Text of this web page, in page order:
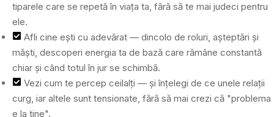
tiparele care se repetă în viața ta, fără să te mai judeci pentru
ele.
Afli cine ești cu adevărat — dincolo de roluri, așteptări și
măști, descoperi energia ta de bază care rămâne constantă
chiar și când totul în jur se schimbă.
Vezi cum te percep ceilalți — și înțelegi de ce unele relații
curg, iar altele sunt tensionate, fără să mai crezi că "problema
e la tine".